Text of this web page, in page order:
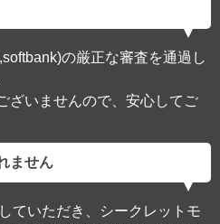
の厳正な審査を通過し
ざいませんので、安心してご
ません
ていただき、シークレットモ